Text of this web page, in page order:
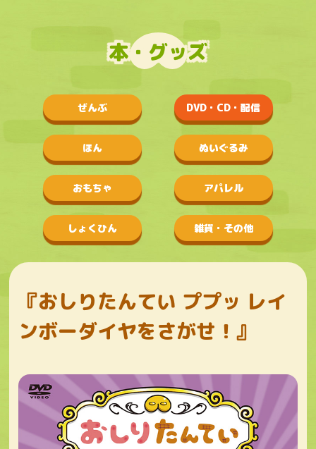
本・グッズ
ぜんぶ DVD・CD・配信
ほん ぬいぐるみ
おもちゃ アパレル
しょくひん 雑貨・その他
『おしりたんてい ププッ レイ
ンボーダイヤをさがせ！』